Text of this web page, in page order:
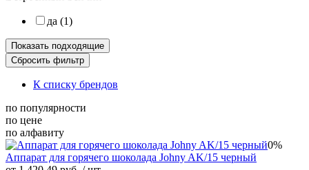
да (1)
К списку брендов
по популярности
по цене
по алфавиту
0%
Аппарат для горячего шоколада Johny AK/15 черный